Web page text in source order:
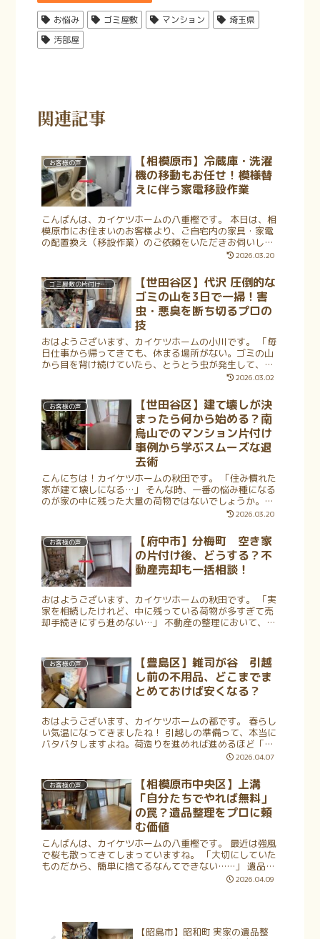
お悩み ゴミ屋敷 マンション
埼玉県
汚部屋
関連記事
お客様の声
【相模原市】冷蔵庫・洗濯
機の移動もお任せ！模様替
えに伴う家電移設作業
こんばんは、カイケツホームの八重樫です。 本日は、相
模原市にお住まいのお客様より、ご自宅内の家具・家電
の配置換え（移設作業）のご依頼をいただきお伺いしま
した。 現場について 今回は、相模原市の戸建て住宅に
2026.03.20
ゴミ屋敷の片付け・清掃
【世田谷区】代沢 圧倒的な
ゴミの山を3日で一掃！害
虫・悪臭を断ち切るプロの
技
おはようございます、カイケツホームの小川です。 「毎
日仕事から帰ってきても、休まる場所がない。ゴミの山
から目を背け続けていたら、とうとう虫が発生して、ひ
どい臭いまでし始めてしまった……」 このような状況に
2026.03.02
お客様の声
【世田谷区】建て壊しが決
まったら何から始める？南
烏山でのマンション片付け
事例から学ぶスムーズな退
去術
こんにちは！カイケツホームの秋田です。 「住み慣れた
家が建て壊しになる…」 そんな時、一番の悩み種になる
のが家の中に残った大量の荷物ではないでしょうか。
「解体期限までに全部片付けられるかしら？」 「大きな
2026.03.20
お客様の声
【府中市】分梅町 空き家
の片付け後、どうする？不
動産売却も一括相談！
おはようございます、カイケツホームの秋田です。 「実
家を相続したけれど、中に残っている荷物が多すぎて売
却手続きにすら進めない…」 不動産の整理において、こ
お客様の声
【豊島区】雑司が谷 引越
し前の不用品、どこまでま
とめておけば安くなる？
おはようございます、カイケツホームの都です。 春らし
い気温になってきましたね！ 引越しの準備って、本当に
バタバタしますよね。荷造りを進めれば進めるほど「あ
れ？こんなに捨てるものがあったっけ？」と不用品の山
2026.04.07
お客様の声
【相模原市中央区】上溝
「自分たちでやれば無料」
の罠？遺品整理をプロに頼
む価値
こんばんは、カイケツホームの八重樫です。 最近は強風
で桜も散ってきてしまっていますね。 「大切にしていた
ものだから、簡単に捨てるなんてできない……」 遺品整
理を前にして、そう立ち止まってしまうのは当然のこと
2026.04.09
【昭島市】昭和町 実家の遺品整